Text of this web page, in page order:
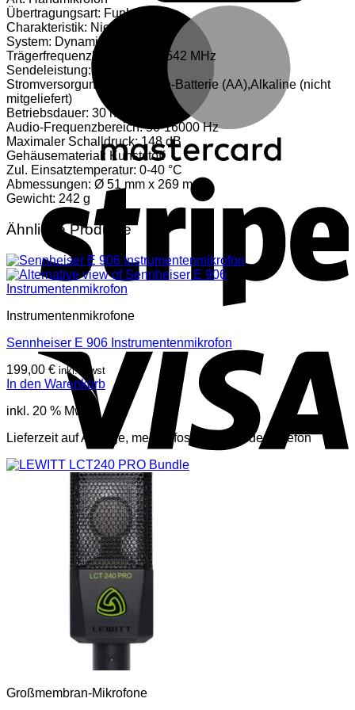
Übertragungsart: Funk
Charakteristik: Niere
System: Dynamisch
Trägerfrequenzbereich: 506-542 MHz
Sendeleistung: 10/50 mW
Stromversorgung: 2 x Mignon-Batterie (AA),Alkaline (nicht
mitgeliefert)
Betriebsdauer: 30 h
Audio-Frequenzbereich: 50-16000 Hz
Maximaler Schalldruck: 148 dB
Gehäusematerial: Kunststoff
Zul. Einsatztemperatur: 0-40 °C
Abmessungen: Ø 51 mm x 269 mm
Gewicht: 242 g
Ähnliche Produkte
Instrumentenmikrofone
Sennheiser E 906 Instrumentenmikrofon
199,00 € inkl. Mwst
In den Warenkorb
inkl. 20 % MwSt.
Lieferzeit auf Anfrage, mehr Infos per Mail oder Telefon
Großmembran-Mikrofone